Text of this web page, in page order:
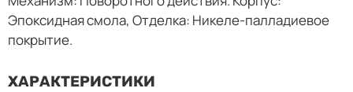
Эпоксидная смола, Отделка: Никеле-палладиевое
покрытие.
ХАРАКТЕРИСТИКИ